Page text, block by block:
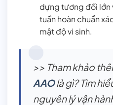
dựng tương đối lớn
tuần hoàn chuẩn
mật độ vi sinh.
>> Tham khảo
AAOlà gì? Tìm
nguyên lý vận